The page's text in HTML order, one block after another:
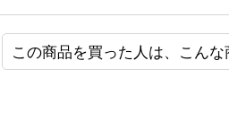
この商品を買った人は、こん